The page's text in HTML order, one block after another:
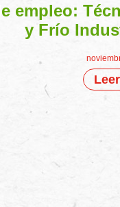
empleo:
y Frío